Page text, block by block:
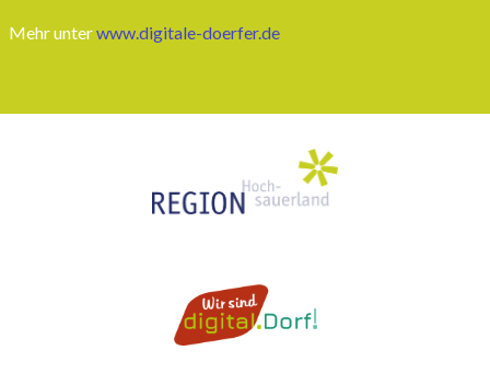
Mehr unterwww.digitale-doerfer.de